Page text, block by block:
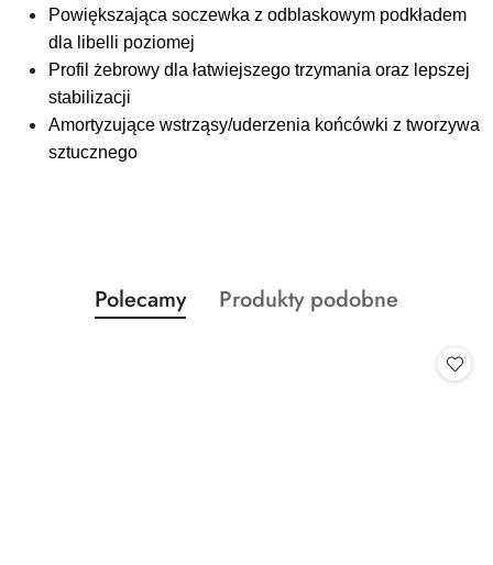
Powiększająca soczewka z odblaskowym podkładem
dla libelli poziomej
Profil żebrowy dla łatwiejszego trzymania oraz lepszej
stabilizacji
Amortyzujące wstrząsy/uderzenia końcówki z tworzywa
sztucznego
Pomiń karuzelę produktów
Produkty
o
Polecamy
Produkty
Produkty podobne